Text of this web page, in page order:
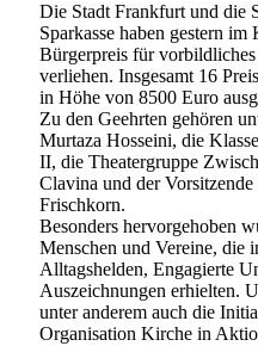
Die Stadt Frankfurt und die
Sparkasse haben gestern
Bürgerpreis für
verliehen. Insgesamt 16
in Höhe von 8500 Euro
Zu den Geehrten gehören
Murtaza Hosseini, die
II, die Theatergruppe
Clavina und der
Frischkorn.
Besonders hervorgehoben
Menschen und Vereine, die
Alltagshelden, Engagierte
Auszeichnungen erhielten.
unter anderem auch die
Organisation Kirche in